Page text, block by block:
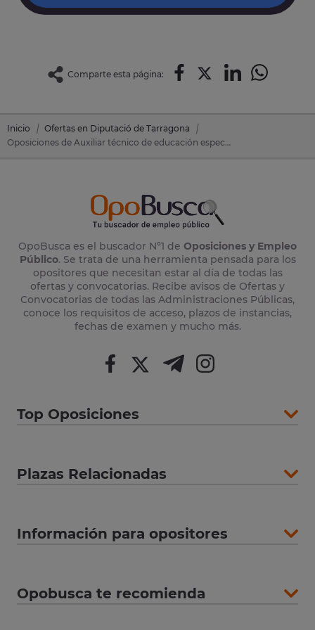
Comparte esta página:
Inicio
Ofertas en Diputació de Tarragona
Oposiciones de Auxiliar técnico de educación especial en Diputació de Tarragona (Tarragona)
OpoBusca es el buscador Nº1 de Oposiciones y Empleo
Público. Se trata de una herramienta pensada para los
opositores que necesitan estar al día de todas las
ofertas y convocatorias. Recibe avisos de Ofertas y
Convocatorias de todas las Administraciones Públicas,
conoce los requisitos de acceso, plazos de instancias,
fechas de examen y mucho más.
Top Oposiciones
Plazas Relacionadas
Información para opositores
Opobusca te recomienda